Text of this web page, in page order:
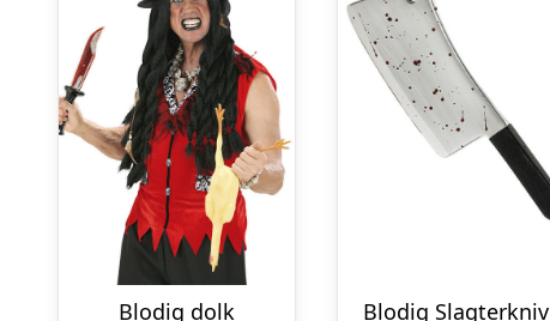
Blodig dolk Blodig Slagterkniv